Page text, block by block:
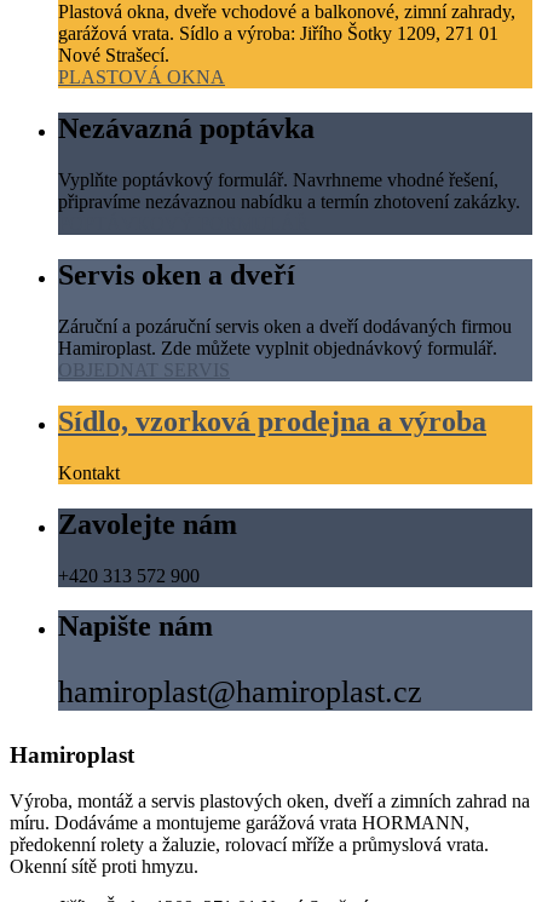
Plastová okna, dveře vchodové a balkonové, zimní zahrady,
garážová vrata. Sídlo a výroba: Jiřího Šotky 1209, 271 01
Nové Strašecí.
PLASTOVÁ OKNA
Nezávazná poptávka
Vyplňte poptávkový formulář. Navrhneme vhodné řešení,
připravíme nezávaznou nabídku a termín zhotovení zakázky.
Servis oken a dveří
Záruční a pozáruční servis oken a dveří dodávaných firmou
Hamiroplast. Zde můžete vyplnit objednávkový formulář.
OBJEDNAT SERVIS
Sídlo, vzorková prodejna a výroba
Kontakt
Zavolejte nám
+420 313 572 900
Napište nám
hamiroplast@hamiroplast.cz
Hamiroplast
Výroba, montáž a servis plastových oken, dveří a zimních zahrad na
míru. Dodáváme a montujeme garážová vrata HORMANN,
předokenní rolety a žaluzie, rolovací mříže a průmyslová vrata.
Okenní sítě proti hmyzu.